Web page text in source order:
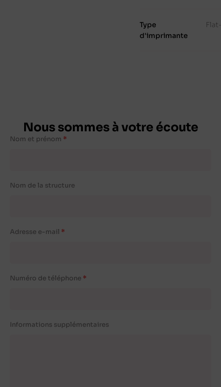
Type
d'imprimante
Nous sommes à votre écoute
Nom et prénom
Nom de la structure
Adresse e-mail
Numéro de téléphone
Informations supplémentaires